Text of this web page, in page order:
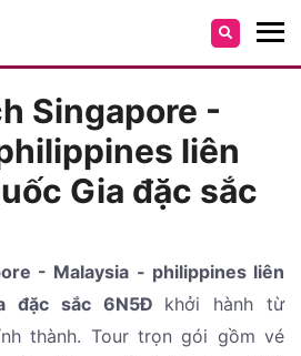
Singapore -
liên
Gia đặc sắc
- Malaysia - philippines liên
đặc sắc 6N5Đ khởi hành từ
thành. Tour trọn gói gồm vé